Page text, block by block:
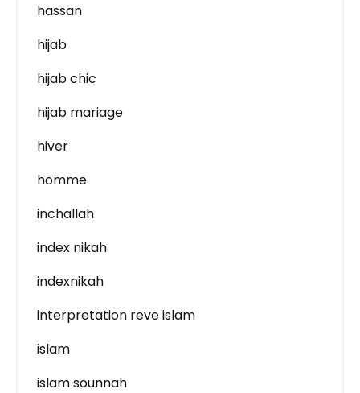
hassan
hijab
hijab chic
hijab mariage
hiver
homme
inchallah
index nikah
indexnikah
interpretation reve islam
islam
islam sounnah